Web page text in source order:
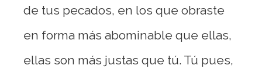
de tus pecados, en los que obraste
en forma más abominable que ellas,
ellas son más justas que tú. Tú pues,